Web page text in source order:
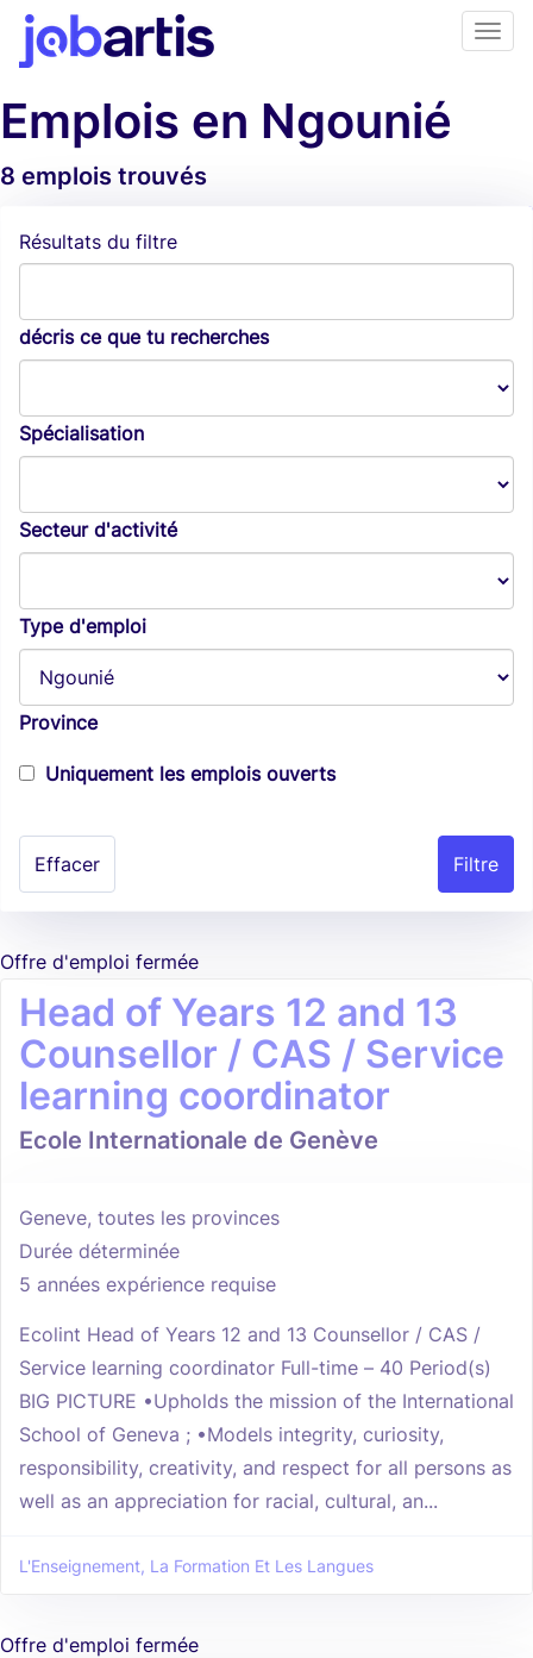
Emplois en Ngounié
8 emplois trouvés
Résultats du filtre
décris ce que tu recherches
Spécialisation
Secteur d'activité
Type d'emploi
Province
Uniquement les emplois ouverts
Effacer
Offre d'emploi fermée
Head of Years 12 and 13
Counsellor / CAS / Service
learning coordinator
Ecole Internationale de Genève
Geneve, toutes les provinces
Durée déterminée
5 années expérience requise
Ecolint Head of Years 12 and 13 Counsellor / CAS /
Service learning coordinator Full-time – 40 Period(s)
BIG PICTURE •Upholds the mission of the International
School of Geneva ; •Models integrity, curiosity,
responsibility, creativity, and respect for all persons as
well as an appreciation for racial, cultural, an...
L'Enseignement, La Formation Et Les Langues
Offre d'emploi fermée